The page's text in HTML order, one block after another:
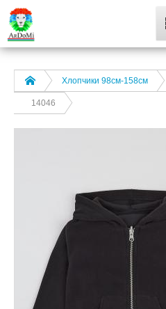
Хлопчики 98см-158см
14046